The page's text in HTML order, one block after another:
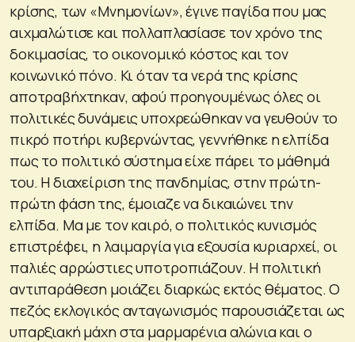
κρίσης, των «Μνημονίων», έγινε παγίδα που μας
αιχμαλώτισε και πολλαπλασίασε τον χρόνο της
δοκιμασίας, το οικονομικό κόστος και τον
κοινωνικό πόνο. Κι όταν τα νερά της κρίσης
αποτραβήχτηκαν, αφού προηγουμένως όλες οι
πολιτικές δυνάμεις υποχρεώθηκαν να γευθούν το
πικρό ποτήρι κυβερνώντας, γεννήθηκε η ελπίδα
πως το πολιτικό σύστημα είχε πάρει το μάθημά
του. Η διαχείριση της πανδημίας, στην πρώτη-
πρώτη φάση της, έμοιαζε να δικαιώνει την
ελπίδα. Μα με τον καιρό, ο πολιτικός κυνισμός
επιστρέφει, η λαιμαργία για εξουσία κυριαρχεί, οι
παλιές αρρώστιες υποτροπιάζουν. Η πολιτική
αντιπαράθεση μοιάζει διαρκώς εκτός θέματος. Ο
πεζός εκλογικός ανταγωνισμός παρουσιάζεται ως
υπαρξιακή μάχη στα μαρμαρένια αλώνια και ο